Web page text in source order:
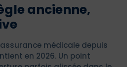
ancienne,
médicale depuis
en 2026. Un point